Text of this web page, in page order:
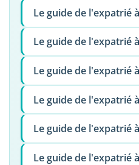
Le guide de l'expatrié
Le guide de l'expatrié
Le guide de l'expatrié
Le guide de l'expatrié
Le guide de l'expatrié
Le guide de l'expatrié